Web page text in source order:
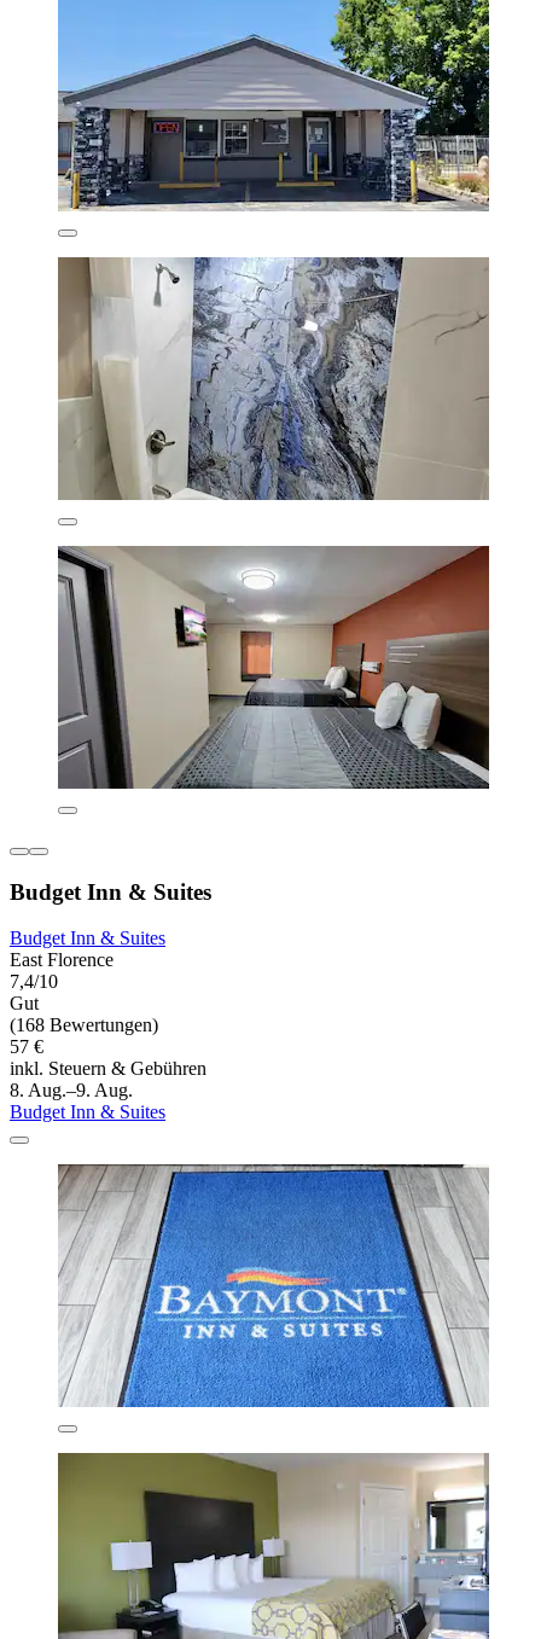
Budget Inn & Suites
Budget Inn & Suites
East Florence
7,4/10
Gut
(168 Bewertungen)
57 €
inkl. Steuern & Gebühren
8. Aug.–9. Aug.
Budget Inn & Suites